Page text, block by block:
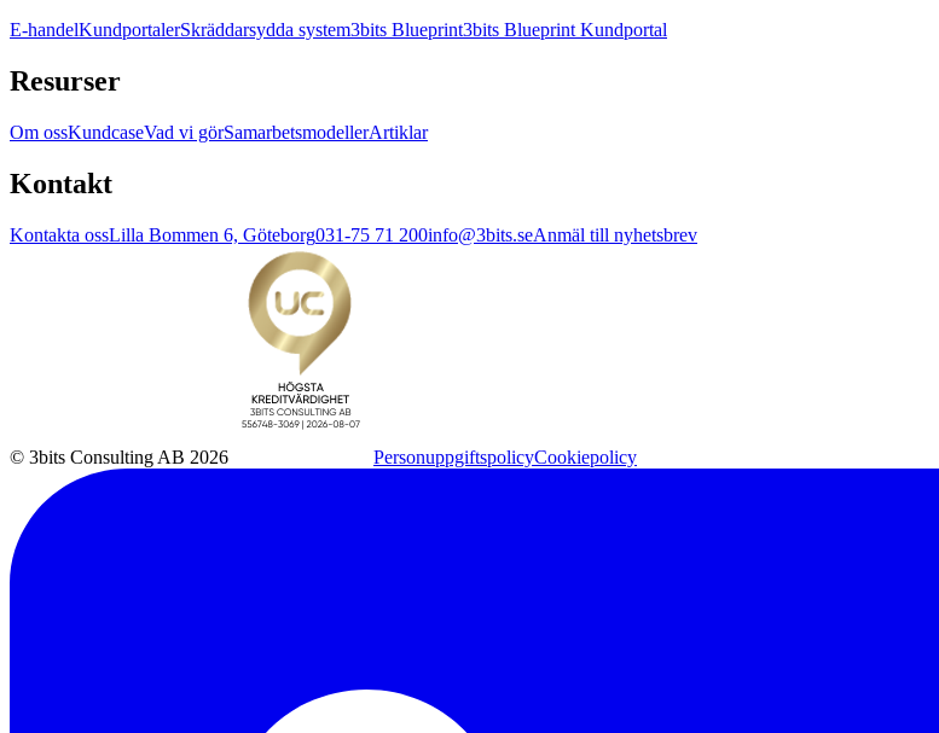
E-handelKundportalerSkräddarsydda system3bits Blueprint3bits Blueprint Kundportal
Resurser
Om ossKundcaseVad vi görSamarbetsmodellerArtiklar
Kontakt
Kontakta ossLilla Bommen 6, Göteborg031-75 71 200info@3bits.seAnmäl till nyhetsbrev
© 3bits Consulting AB 2026 PersonuppgiftspolicyCookiepolicy